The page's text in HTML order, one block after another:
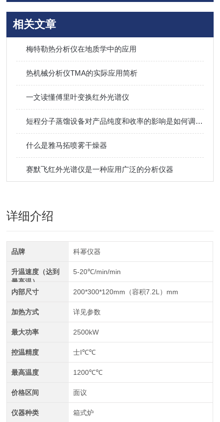
相关文章
梅特勒热分析仪在地质学中的应用
热机械分析仪TMA的实际应用简析
一文读懂傅里叶变换红外光谱仪
短程分子蒸馏设备对产品纯度和收率的影响是如何调控的？
什么是雅马拓喷雾干燥器
赛默飞红外光谱仪是一种应用广泛的分析仪器
详细介绍
品牌 科幂仪器
升温速度（达到
最高温）
5-20℃/min/min
内部尺寸 200*300*120mm（容积7.2L）mm
加热方式 详见参数
最大功率 2500kW
控温精度 士I℃℃
最高温度 1200℃℃
价格区间 面议
仪器种类 箱式炉